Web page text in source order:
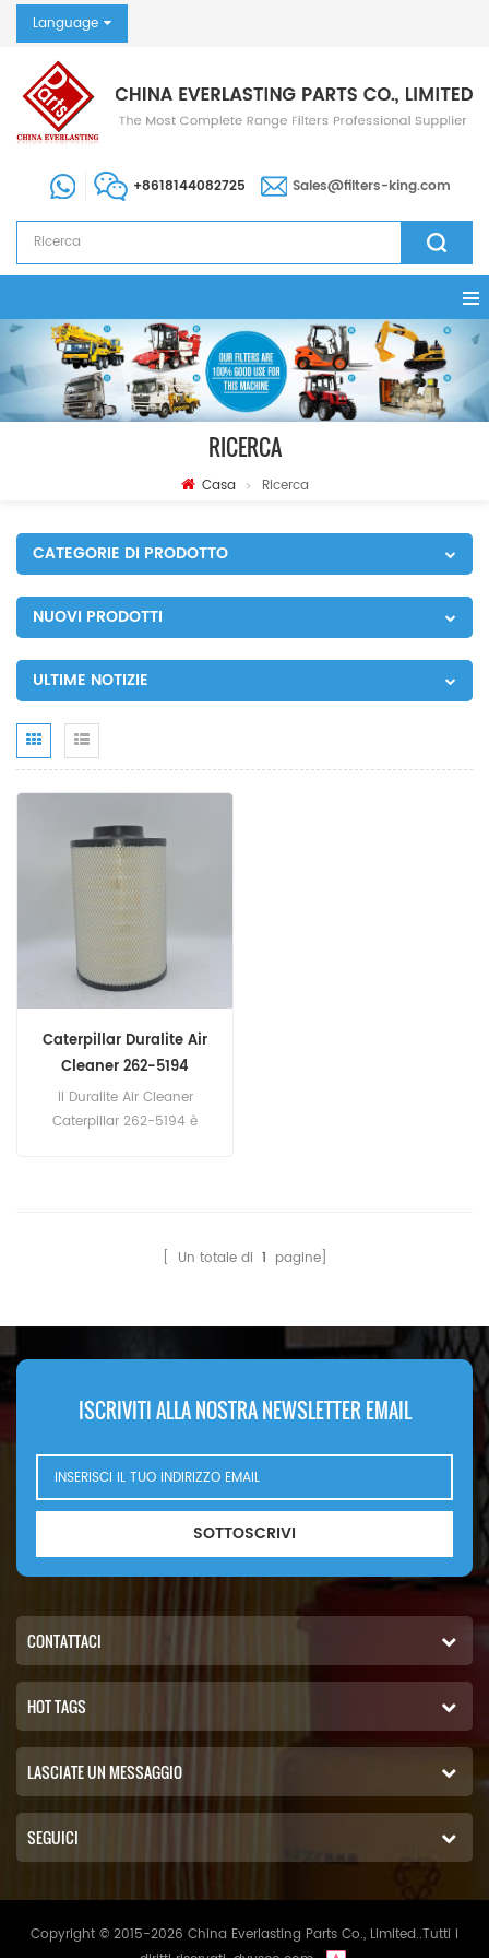
Language
+8618144082725 Sales@filters-king.com
RICERCA
Casa Ricerca
CATEGORIE DI PRODOTTO
NUOVI PRODOTTI
ULTIME NOTIZIE
Caterpillar Duralite Air
Cleaner 262-5194
2625194
Il Duralite Air Cleaner
Caterpillar 262-5194 è
[ Un totale di 1 pagine]
ISCRIVITI ALLA NOSTRA NEWSLETTER EMAIL
SOTTOSCRIVI
CONTATTACI
HOT TAGS
LASCIATE UN MESSAGGIO
SEGUICI
Copyright © 2015-2026 China Everlasting Parts Co., Limited..Tutti i